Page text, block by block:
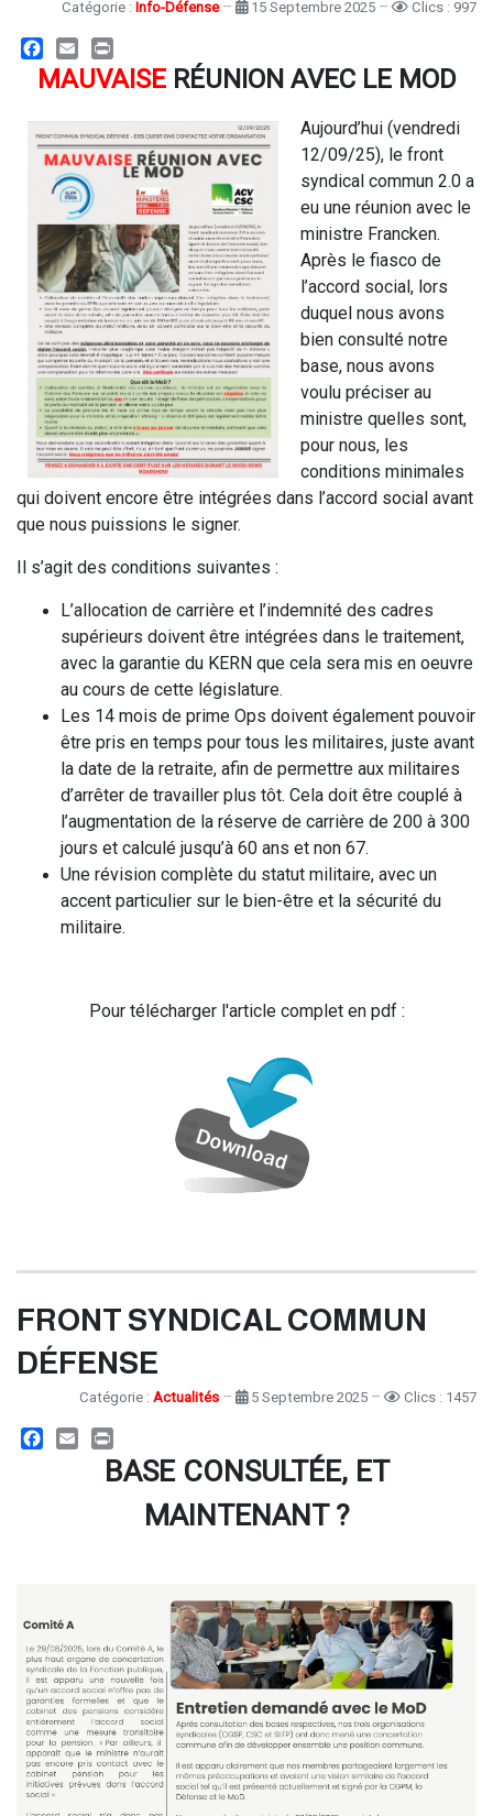
Catégorie : Info-Défense 15 Septembre 2025 Clics : 997
Facebook
EmailPrint
MAUVAISERÉUNION AVEC LE MOD
Aujourd’hui (vendredi
12/09/25), le front
syndical commun 2.0 a
eu une réunion avec le
ministre Francken.
Après le fiasco de
l’accord social, lors
duquel nous avons
bien consulté notre
base, nous avons
voulu préciser au
ministre quelles sont,
pour nous, les
conditions minimales
qui doivent encore être intégrées dans l’accord social avant
que nous puissions le signer.
Il s’agit des conditions suivantes :
L’allocation de carrière et l’indemnité des cadres
supérieurs doivent être intégrées dans le traitement,
avec la garantie du KERN que cela sera mis en oeuvre
au cours de cette législature.
Les 14 mois de prime Ops doivent également pouvoir
être pris en temps pour tous les militaires, juste avant
la date de la retraite, afin de permettre aux militaires
d’arrêter de travailler plus tôt. Cela doit être couplé à
l’augmentation de la réserve de carrière de 200 à 300
jours et calculé jusqu’à 60 ans et non 67.
Une révision complète du statut militaire, avec un
accent particulier sur le bien-être et la sécurité du
militaire.
Pour télécharger l'article complet en pdf :
FRONT SYNDICAL COMMUN
DÉFENSE
Catégorie : Actualités 5 Septembre 2025 Clics : 1457
Print
BASE CONSULTÉE, ET
MAINTENANT ?